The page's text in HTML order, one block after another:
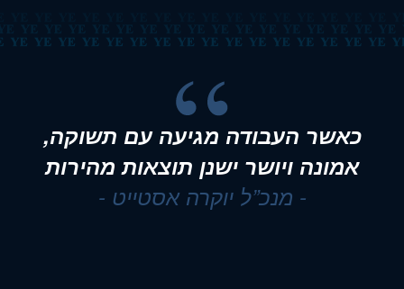
כאשר העבודה מגיעה עם תשוקה,
אמונה ויושר ישנן תוצאות מהירות
- מנכ”ל יוקרה אסטייט -